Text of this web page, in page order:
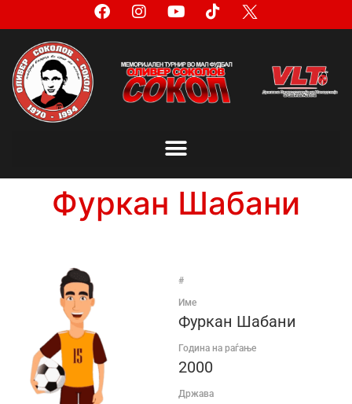
Фуркан Шабани
#
Име
Фуркан Шабани
Година на раѓање
2000
Држава